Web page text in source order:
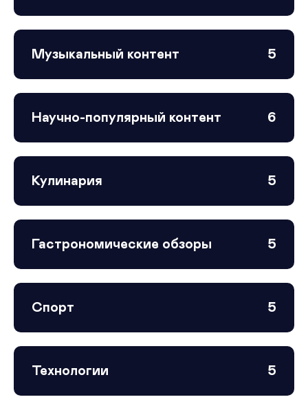
Музыкальный контент 5
Научно-популярный контент 6
Кулинария 5
Гастрономические обзоры 5
Спорт 5
Технологии 5